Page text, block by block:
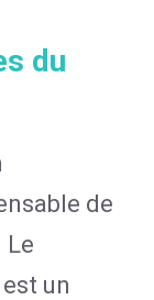
du
de
Le
un